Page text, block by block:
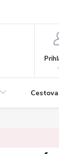
Vrátenie